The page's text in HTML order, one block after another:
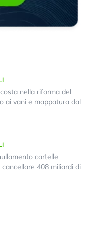
nella riforma del
ai vani e mappatura dal
cartelle
408 miliardi di